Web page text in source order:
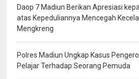
Daop 7 Madiun Berikan Apresiasi
atas Kepeduliannya Mencegah
Mengkreng
Polres Madiun Ungkap Kasus
Pelajar Terhadap Seorang Pemuda